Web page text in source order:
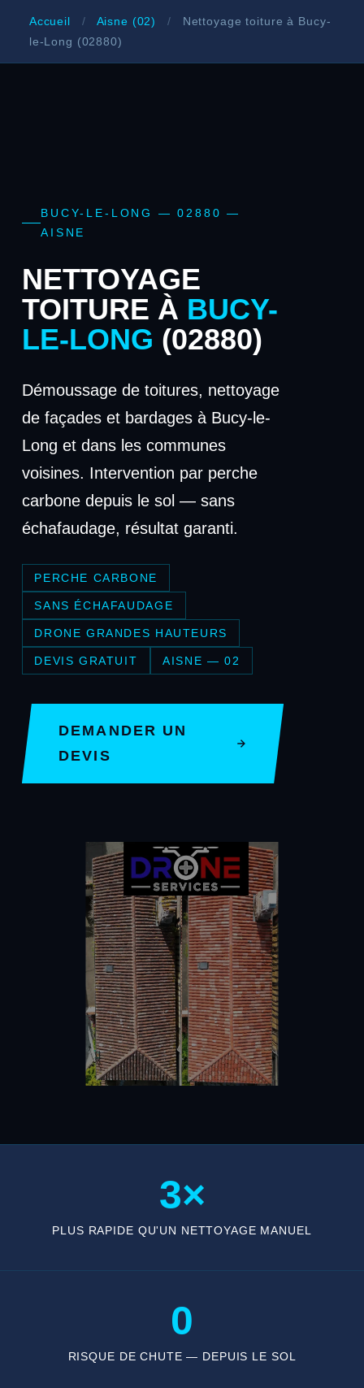
Accueil / Aisne (02) /
Nettoyage toiture à Bucy-
le-Long (02880)
BUCY-LE-LONG — 02880 —
AISNE
NETTOYAGE
TOITURE À BUCY-
LE-LONG (02880)
Démoussage de toitures, nettoyage
de façades et bardages à Bucy-le-
Long et dans les communes
voisines. Intervention par perche
carbone depuis le sol — sans
échafaudage, résultat garanti.
PERCHE CARBONE
SANS ÉCHAFAUDAGE
DRONE GRANDES HAUTEURS
DEVIS GRATUIT AISNE — 02
DEMANDER UN
DEVIS
3×
PLUS RAPIDE QU'UN NETTOYAGE MANUEL
0
RISQUE DE CHUTE — DEPUIS LE SOL